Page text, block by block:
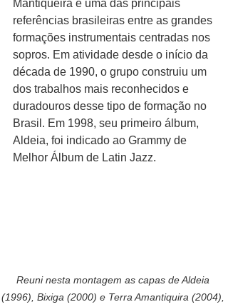
Mantiqueira é uma das principais
referências brasileiras entre as grandes
formações instrumentais centradas nos
sopros. Em atividade desde o início da
década de 1990, o grupo construiu um
dos trabalhos mais reconhecidos e
duradouros desse tipo de formação no
Brasil. Em 1998, seu primeiro álbum,
Aldeia, foi indicado ao Grammy de
Melhor Álbum de Latin Jazz.
Reuni nesta montagem as capas de Aldeia
(1996), Bixiga (2000) e Terra Amantiquira (2004),